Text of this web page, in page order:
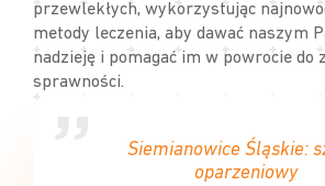
przewlekłych, wykorzystując
metody leczenia, aby dawać naszym
nadzieję i pomagać im w powrocie do
sprawności.
Siemianowice Śląskie:
oparzeniowy